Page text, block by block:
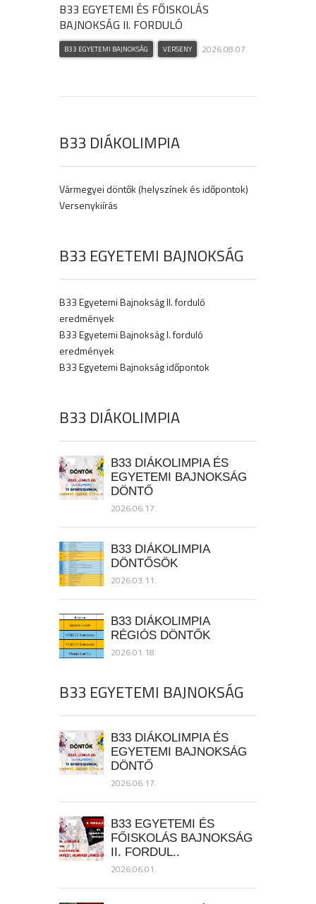
B33 EGYETEMI ÉS FŐISKOLÁS
BAJNOKSÁG II. FORDULÓ
B33 EGYETEMI BAJNOKSÁG VERSENY 2026.08.07.
B33 DIÁKOLIMPIA
Vármegyei döntők (helyszínek és időpontok)
Versenykiírás
B33 EGYETEMI BAJNOKSÁG
B33 Egyetemi Bajnokság II. forduló
eredmények
B33 Egyetemi Bajnokság I. forduló
eredmények
B33 Egyetemi Bajnokság időpontok
B33 DIÁKOLIMPIA
B33 DIÁKOLIMPIA ÉS
EGYETEMI BAJNOKSÁG
DÖNTŐ
2026.06.17.
B33 DIÁKOLIMPIA
DÖNTŐSÖK
2026.03.11.
B33 DIÁKOLIMPIA
RÉGIÓS DÖNTŐK
2026.01.18.
B33 EGYETEMI BAJNOKSÁG
B33 DIÁKOLIMPIA ÉS
EGYETEMI BAJNOKSÁG
DÖNTŐ
2026.06.17.
B33 EGYETEMI ÉS
FŐISKOLÁS BAJNOKSÁG
II. FORDUL..
2026.06.01.